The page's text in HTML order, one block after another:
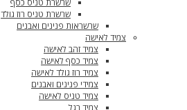
שרשרת טניס כסף
שרשרת טניס רוז גולד
שרשראות פנינים ואבנים
צמיד לאישה
צמיד זהב לאישה
צמיד כסף לאישה
צמיד רוז גולד לאישה
צמידי פנינים ואבנים
צמיד טניס לאישה
צמיד רגל